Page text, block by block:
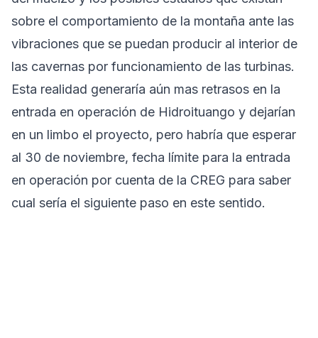
sobre el comportamiento de la montaña ante las
vibraciones que se puedan producir al interior de
las cavernas por funcionamiento de las turbinas.
Esta realidad generaría aún mas retrasos en la
entrada en operación de Hidroituango y dejarían
en un limbo el proyecto, pero habría que esperar
al 30 de noviembre, fecha límite para la entrada
en operación por cuenta de la CREG para saber
cual sería el siguiente paso en este sentido.